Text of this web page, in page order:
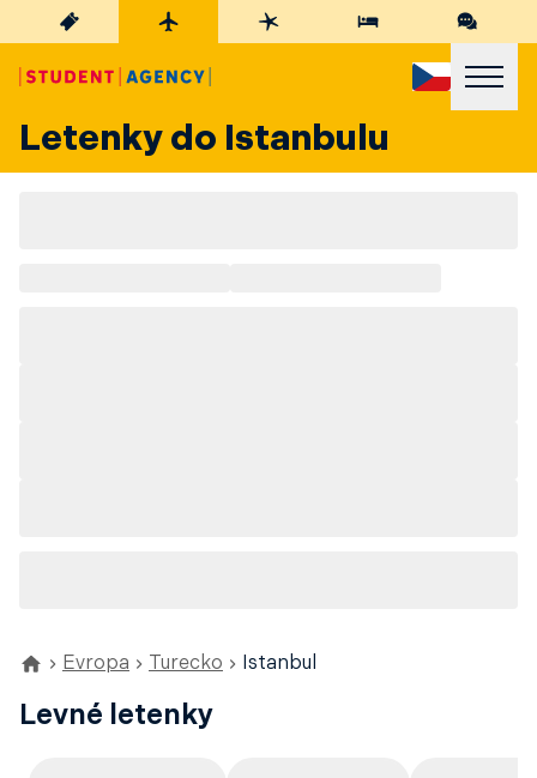
Letenky do Istanbulu
Evropa Turecko Istanbul
Levné letenky